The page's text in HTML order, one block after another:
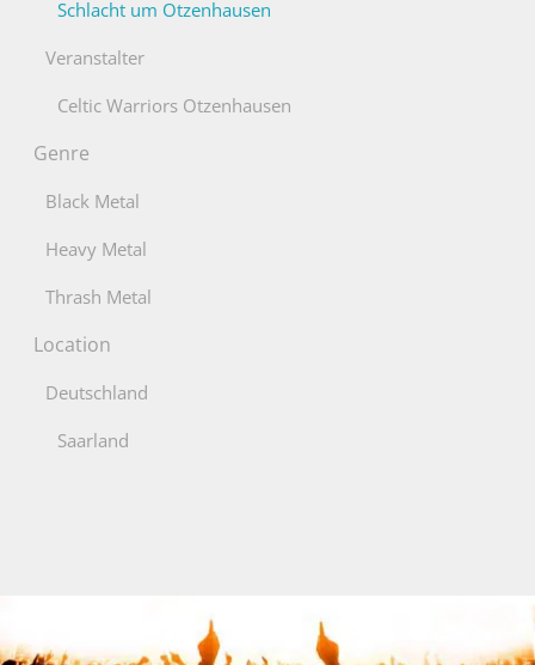
Schlacht um Otzenhausen
Veranstalter
Celtic Warriors Otzenhausen
Genre
Black Metal
Heavy Metal
Thrash Metal
Location
Deutschland
Saarland